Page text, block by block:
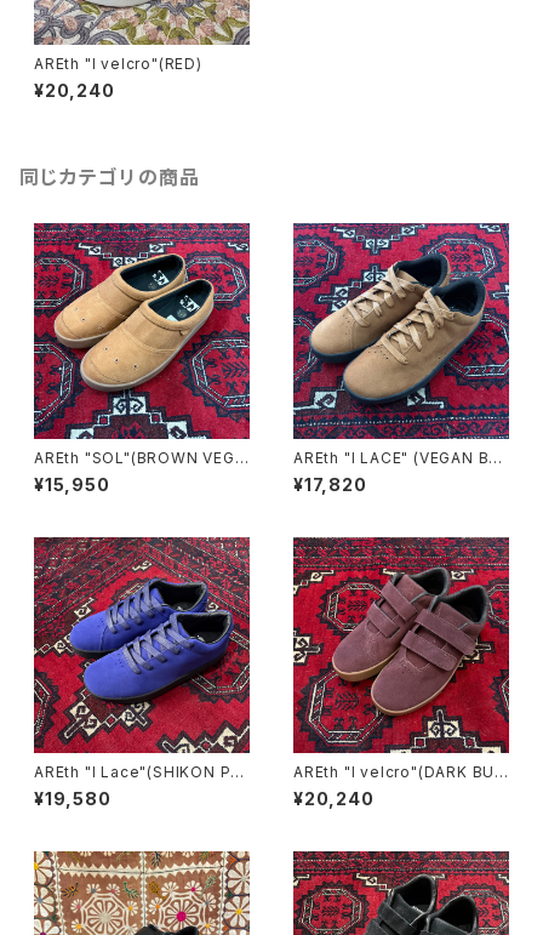
AREth "I velcro"(RED)
¥20,240
同じカテゴリの商品
AREth "SOL"(BROWN VEGA
N SUEDE)
¥15,950
AREth "I LACE" (VEGAN BR
OWN SUEDE)
¥17,820
AREth "I Lace"(SHIKON PU
RPLE)
¥19,580
AREth "I velcro"(DARK BUR
GUNDY)
¥20,240